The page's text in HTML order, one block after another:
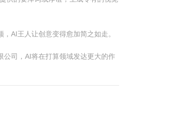
AI王人让创意变得愈加简之如走。
公司，AI将在打算领域发达更大的作